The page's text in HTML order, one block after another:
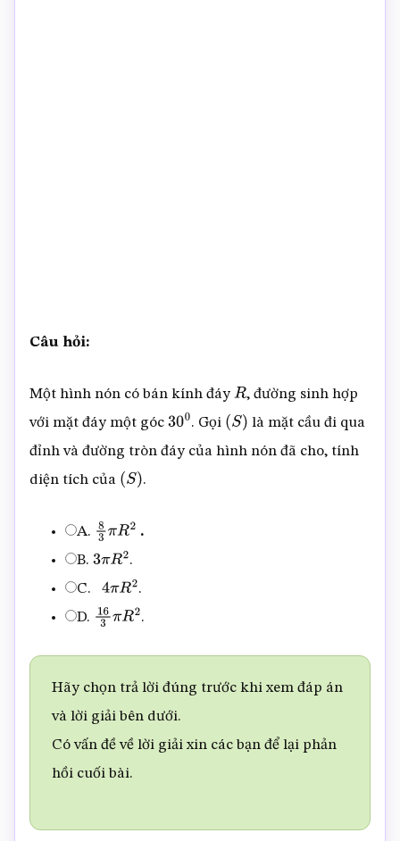
Câu hỏi:
Một hình nón có bán kính đáy R, đường sinh hợp
với mặt đáy một góc 300 . Gọi (S) là mặt cầu đi qua
đỉnh và đường tròn đáy của hình nón đã cho, tính
diện tích của (S) .
A. 83 πR2
.
B. 3πR2 .
C.
4πR2 .
D.
16 3πR .
Hãy chọn trả lời đúng trước khi xem đáp án
và lời giải bên dưới.
Có vấn đề về lời giải xin các bạn để lại phản
hồi cuối bài.